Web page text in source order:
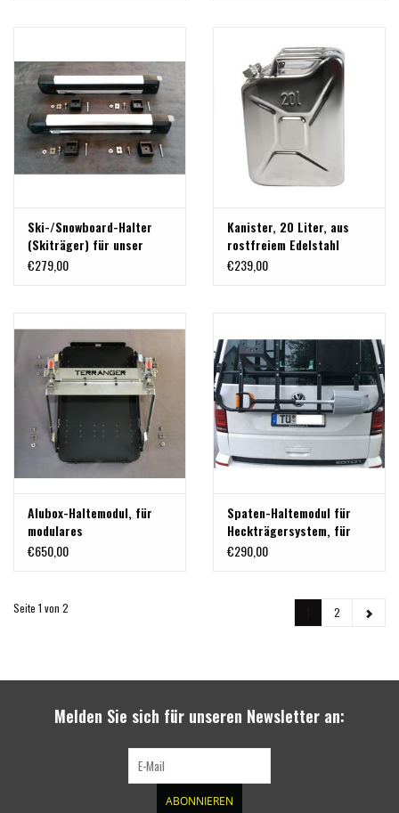
Ski-/Snowboard-Halter
(Skiträger) für unser
modulares
€279,00
Kanister, 20 Liter, aus
rostfreiem Edelstahl
€239,00
Alubox-Haltemodul, für
modulares
Heckträgersystem am VW
€650,00
Spaten-Haltemodul für
Heckträgersystem, für
FisKars Xact
€290,00
Seite 1 von 2 2
Melden Sie sich für unseren Newsletter an:
ABONNIEREN